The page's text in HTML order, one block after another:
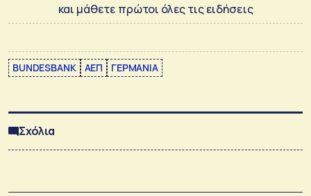
και μάθετε πρώτοι όλες τις ειδήσεις
BUNDESBANK ΑΕΠ ΓΕΡΜΑΝΙΑ
Σχόλια